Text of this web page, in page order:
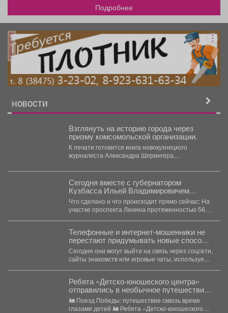
Подробнее
реклама
НОВОСТИ
Взглянуть на историю города через
призму комсомольской организации.
К печати готовится книга новокузнецкого
журналиста Александра Шпрингера,
молодёжи. Издание рассказывает не...
Сегодня вместе с губернатором
Кузбасса Ильей Владимировичем
Середюком проверили ход
реконструкции трамвайного маршрута
№10
Что сделано и что происходит прямо сейчас: На
участке проспекта Ленина протяженностью 560
Телефонные и интернет-мошенники не
перестают придумывать новые способы
обмана.
Сегодня они могут выйти на связь через соцсети,
сайты знакомств или игровые чаты, используя
Ребята «Детско-юношеского центра»
отправились в необычное путешествие -
на борт «Поезда Победы».
🚂 Поезд Победы: путешествие сквозь время
глазами детей 🚂 Ребята «Детско-юношеского